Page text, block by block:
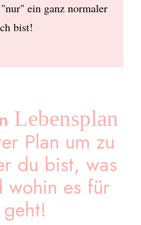
ein ganz normaler
bist!
Lebensplan
Plan um zu
du bist, was
wohin es für